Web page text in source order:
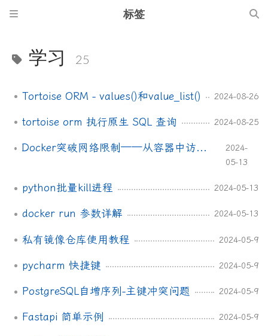
标签
学习 25
Tortoise ORM - values()和value_list() 2024-08-26
tortoise orm 执行原生 SQL 查询 2024-08-25
Docker突破网络限制——从容器中访问到宿主机MYSQL
2024-
05-13
python批量kill进程 2024-05-13
docker run 参数详解 2024-05-13
私有镜像仓库使用教程 2024-05-9
pycharm 快捷键 2024-05-9
PostgreSQL自增序列-主键冲突问题 2024-05-9
Fastapi 简单示例 2024-05-9